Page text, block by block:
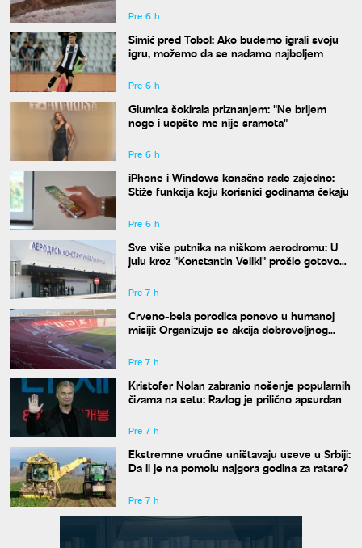
Pre 6 h
Simić pred Tobol: Ako budemo igrali svoju
igru, možemo da se nadamo najboljem
Pre 6 h
Glumica šokirala priznanjem: "Ne brijem
noge i uopšte me nije sramota"
Pre 6 h
iPhone i Windows konačno rade zajedno:
Stiže funkcija koju korisnici godinama čekaju
Pre 6 h
Sve više putnika na niškom aerodromu: U
julu kroz "Konstantin Veliki" prošlo gotovo
Pre 7 h
Crveno-bela porodica ponovo u humanoj
misiji: Organizuje se akcija dobrovoljnog
Pre 7 h
Kristofer Nolan zabranio nošenje popularnih
čizama na setu: Razlog je prilično apsurdan
Pre 7 h
Ekstremne vrućine uništavaju useve u Srbiji:
Da li je na pomolu najgora godina za ratare?
Pre 7 h